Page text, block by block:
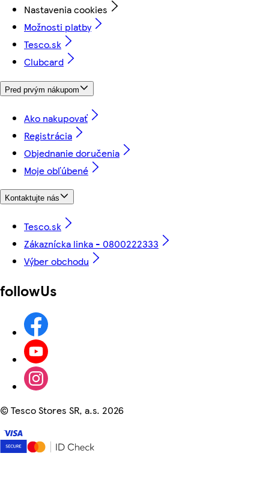
Nastavenia cookies
Možnosti platby
Tesco.sk
Clubcard
Pred prvým nákupom
Ako nakupovať
Registrácia
Objednanie doručenia
Moje obľúbené
Kontaktujte nás
Tesco.sk
Zákaznícka linka - 0800222333
Výber obchodu
followUs
©Tesco Stores SR, a.s. 2026